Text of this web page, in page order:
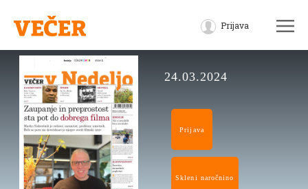
Prijava
24.03.2024
Prijava
Skleni naročnino